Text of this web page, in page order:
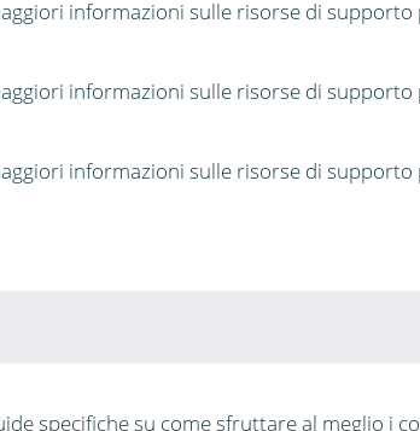
informazioni sulle risorse di supporto
informazioni sulle risorse di supporto
informazioni sulle risorse di supporto
specifiche su come sfruttare al meglio i